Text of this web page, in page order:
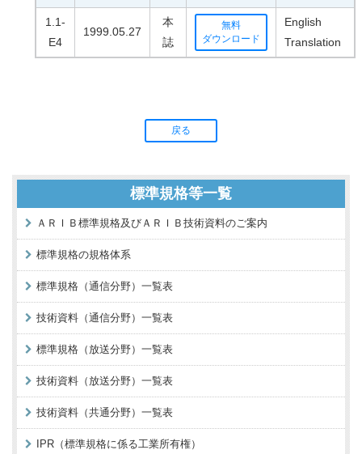
1.1-
E4
1999.05.27
本
誌
無料
ダウンロード
English
Translation
戻る
標準規格等一覧
ＡＲＩＢ標準規格及びＡＲＩＢ技術資料のご案内
標準規格の規格体系
標準規格（通信分野）一覧表
技術資料（通信分野）一覧表
標準規格（放送分野）一覧表
技術資料（放送分野）一覧表
技術資料（共通分野）一覧表
IPR（標準規格に係る工業所有権）